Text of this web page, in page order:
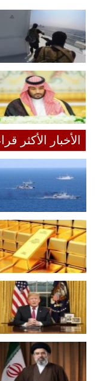
الأخبار الأكثر